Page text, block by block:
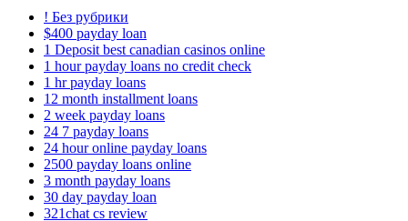
! Без рубрики
$400 payday loan
1 Deposit best canadian casinos online
1 hour payday loans no credit check
1 hr payday loans
12 month installment loans
2 week payday loans
24 7 payday loans
24 hour online payday loans
2500 payday loans online
3 month payday loans
30 day payday loan
321chat cs review